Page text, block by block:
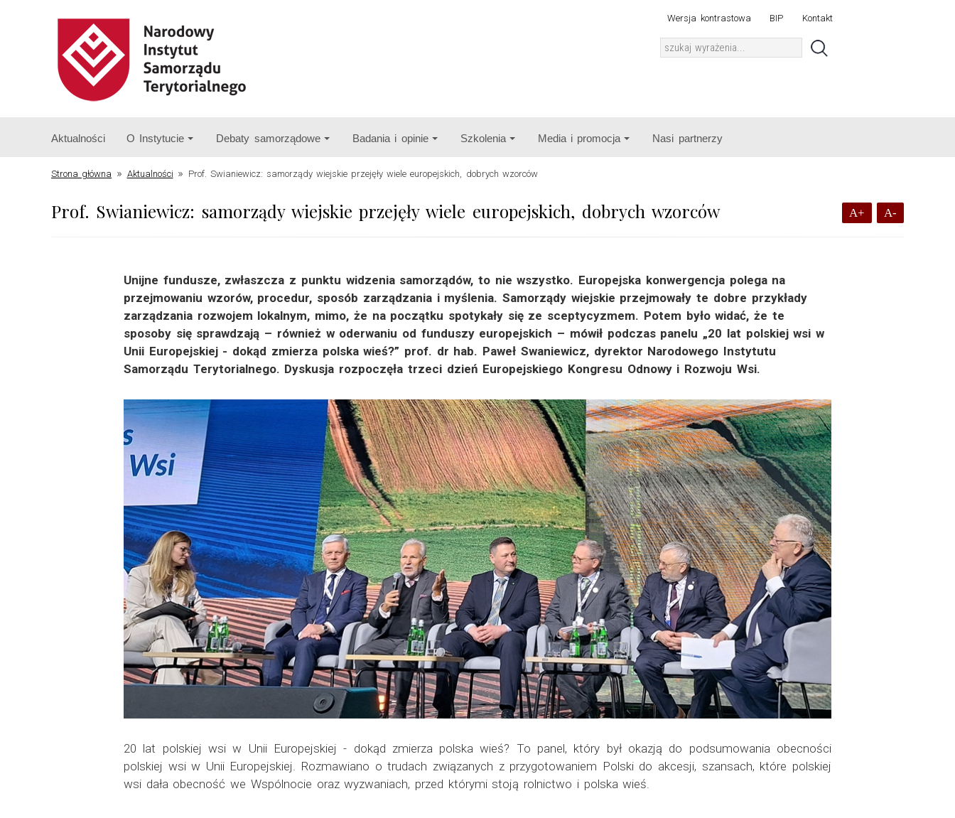
Wersja kontrastowa BIP Kontakt
Aktualności O Instytucie Debaty samorządowe Badania i opinie Szkolenia Media i promocja Nasi partnerzy
Strona główna » Aktualności » Prof. Swianiewicz: samorządy wiejskie przejęły wiele europejskich, dobrych wzorców
Prof. Swianiewicz: samorządy wiejskie przejęły wiele europejskich, dobrych wzorców A+ A-
Unijne fundusze, zwłaszcza z punktu widzenia samorządów, to nie wszystko. Europejska konwergencja polega na
przejmowaniu wzorów, procedur, sposób zarządzania i myślenia. Samorządy wiejskie przejmowały te dobre przykłady
zarządzania rozwojem lokalnym, mimo, że na początku spotykały się ze sceptycyzmem. Potem było widać, że te
sposoby się sprawdzają – również w oderwaniu od funduszy europejskich – mówił podczas panelu „20 lat polskiej wsi w
Unii Europejskiej - dokąd zmierza polska wieś?” prof. dr hab. Paweł Swaniewicz, dyrektor Narodowego Instytutu
Samorządu Terytorialnego. Dyskusja rozpoczęła trzeci dzień Europejskiego Kongresu Odnowy i Rozwoju Wsi.
20 lat polskiej wsi w Unii Europejskiej - dokąd zmierza polska wieś? To panel, który był okazją do podsumowania obecności
polskiej wsi w Unii Europejskiej. Rozmawiano o trudach związanych z przygotowaniem Polski do akcesji, szansach, które polskiej
wsi dała obecność we Wspólnocie oraz wyzwaniach, przed którymi stoją rolnictwo i polska wieś.